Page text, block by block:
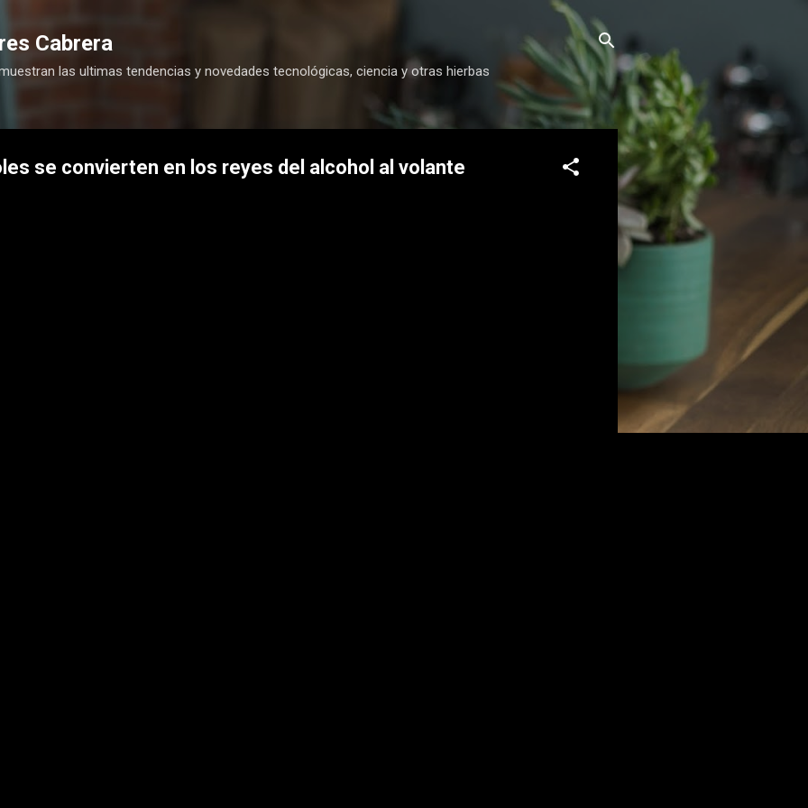
Cabrera
las ultimas tendencias y novedades tecnológicas, ciencia y otras hierbas
se convierten en los reyes del alcohol al volante